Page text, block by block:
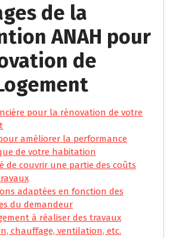
de la
ANAH pour
de
pour la rénovation de votre
améliorer la performance
de votre habitation
de couvrir une partie des coûts
adaptées en fonction des
du demandeur
à réaliser des travaux
chauffage, ventilation, etc.